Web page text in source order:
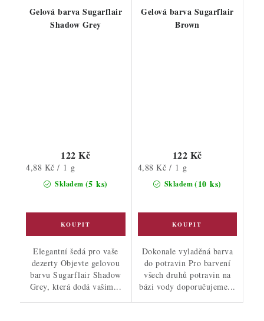
Gelová barva Sugarflair
Shadow Grey
Skladem (5 ks)
122 Kč
Měrná
4,88 Kč / 1 g
Elegantní šedá pro vaše
dezerty Objevte gelovou
barvu Sugarflair Shadow
Grey, která dodá vašim...
Gelová barva Sugarflair
Brown
Skladem(10 ks)
122 Kč
Měrná
cena:
4,88 Kč / 1 g
Dokonale vyladěná barva
do potravin Pro barvení
všech druhů potravin na
bázi vody doporučujeme...